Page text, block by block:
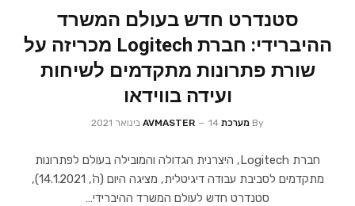
סטנדרט חדש בעולם המשרד
ההיברידי: חברת Logitech מכריזה על
שורת פתרונות מתקדמים לשיחות
ועידה בווידאו
By מערכת AVMASTER 14 בינואר 2021
חברת Logitech, היצרנית הגדולה והמובילה בעולם לפתרונות
מתקדמים לסביבת עבודה דיגיטלית, מציגה היום (ה', 14.1.2021),
סטנדרט חדש לעולם המשרד ההיברידי…